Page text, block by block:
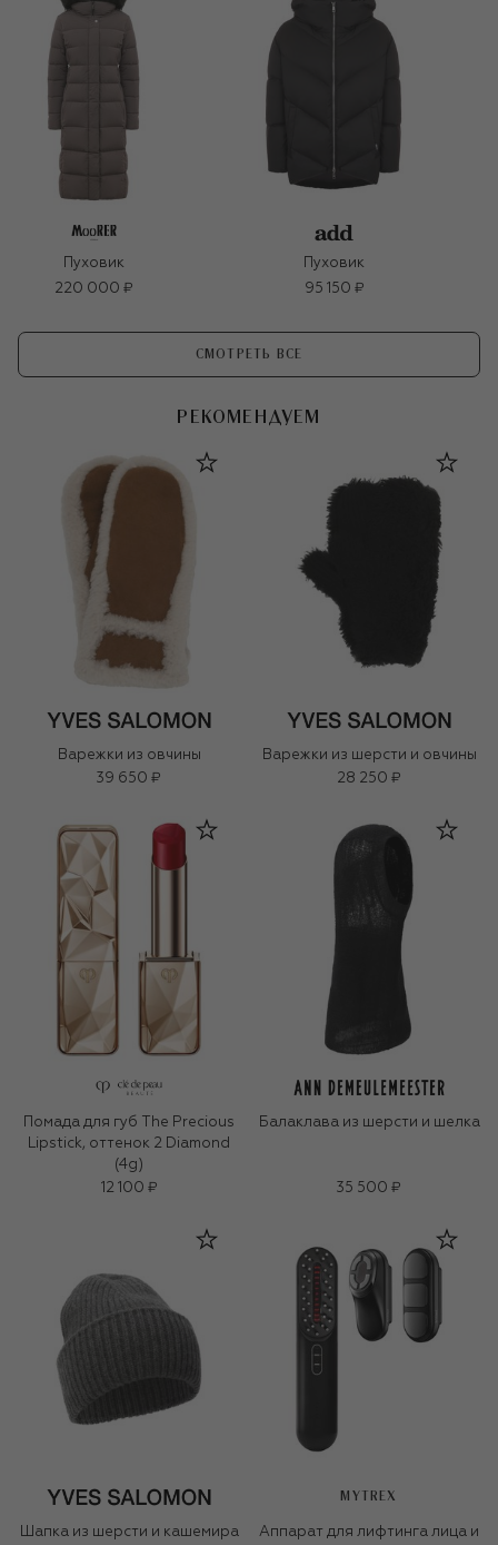
Пуховик
220 000 ₽
Пуховик
95 150 ₽
СМОТРЕТЬ ВСЕ
РЕКОМЕНДУЕМ
Варежки из овчины
39 650 ₽
Варежки из шерсти и овчины
28 250 ₽
Помада для губ The Precious
Lipstick, оттенок 2 Diamond
(4g)
12 100 ₽
Балаклава из шерсти и шелка
35 500 ₽
Шапка из шерсти и кашемира
MYTREX
Аппарат для лифтинга лица и